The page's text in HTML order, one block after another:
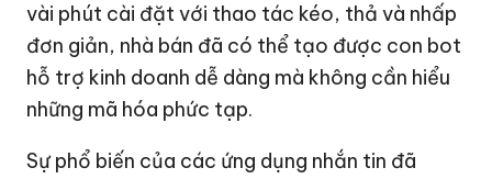
vài phút cài đặt với thao tác kéo, thả và nhấp
đơn giản, nhà bán đã có thể tạo được con bot
hỗ trợ kinh doanh dễ dàng mà không cần hiểu
những mã hóa phức tạp.
Sự phổ biến của các ứng dụng nhắn tin đã